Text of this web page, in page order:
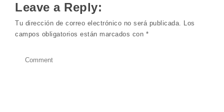
Leave a Reply:
Tu dirección de correo electrónico no será publicada. Los
campos obligatorios están marcados con *